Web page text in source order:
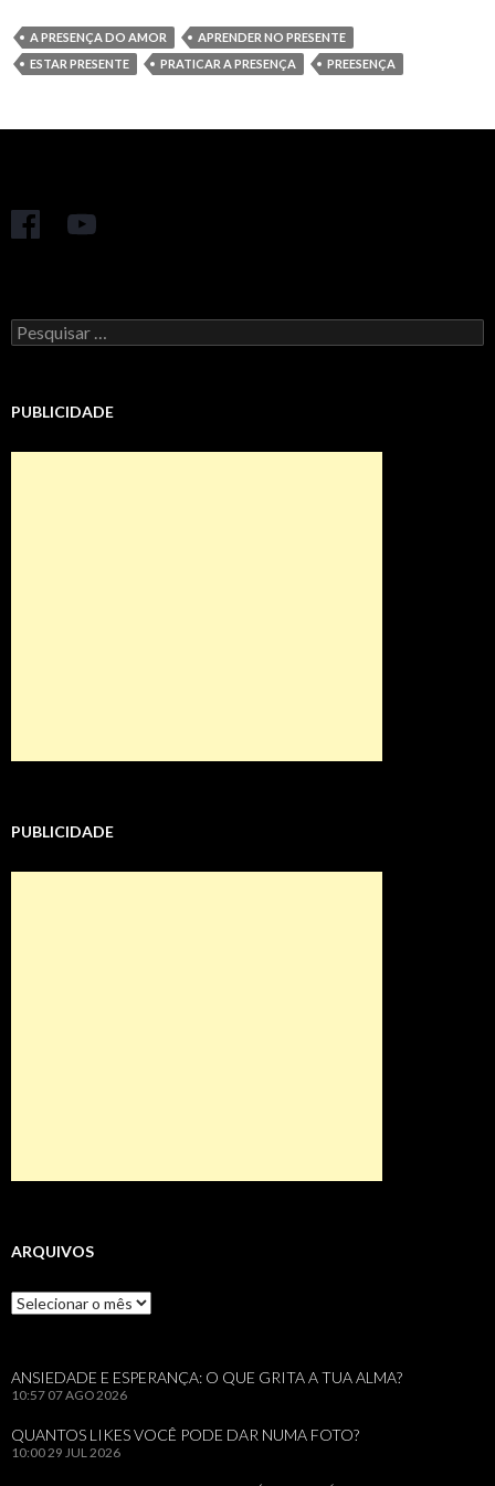
A PRESENÇA DO AMOR
APRENDER NO PRESENTE
ESTAR PRESENTE
PRATICAR A PRESENÇA PREESENÇA
Pesquisar
por:
PUBLICIDADE
PUBLICIDADE
ARQUIVOS
Arquivos
ANSIEDADE E ESPERANÇA: O QUE GRITA A TUA ALMA?
10:57 07 AGO 2026
QUANTOS LIKES VOCÊ PODE DAR NUMA FOTO?
10:00 29 JUL 2026